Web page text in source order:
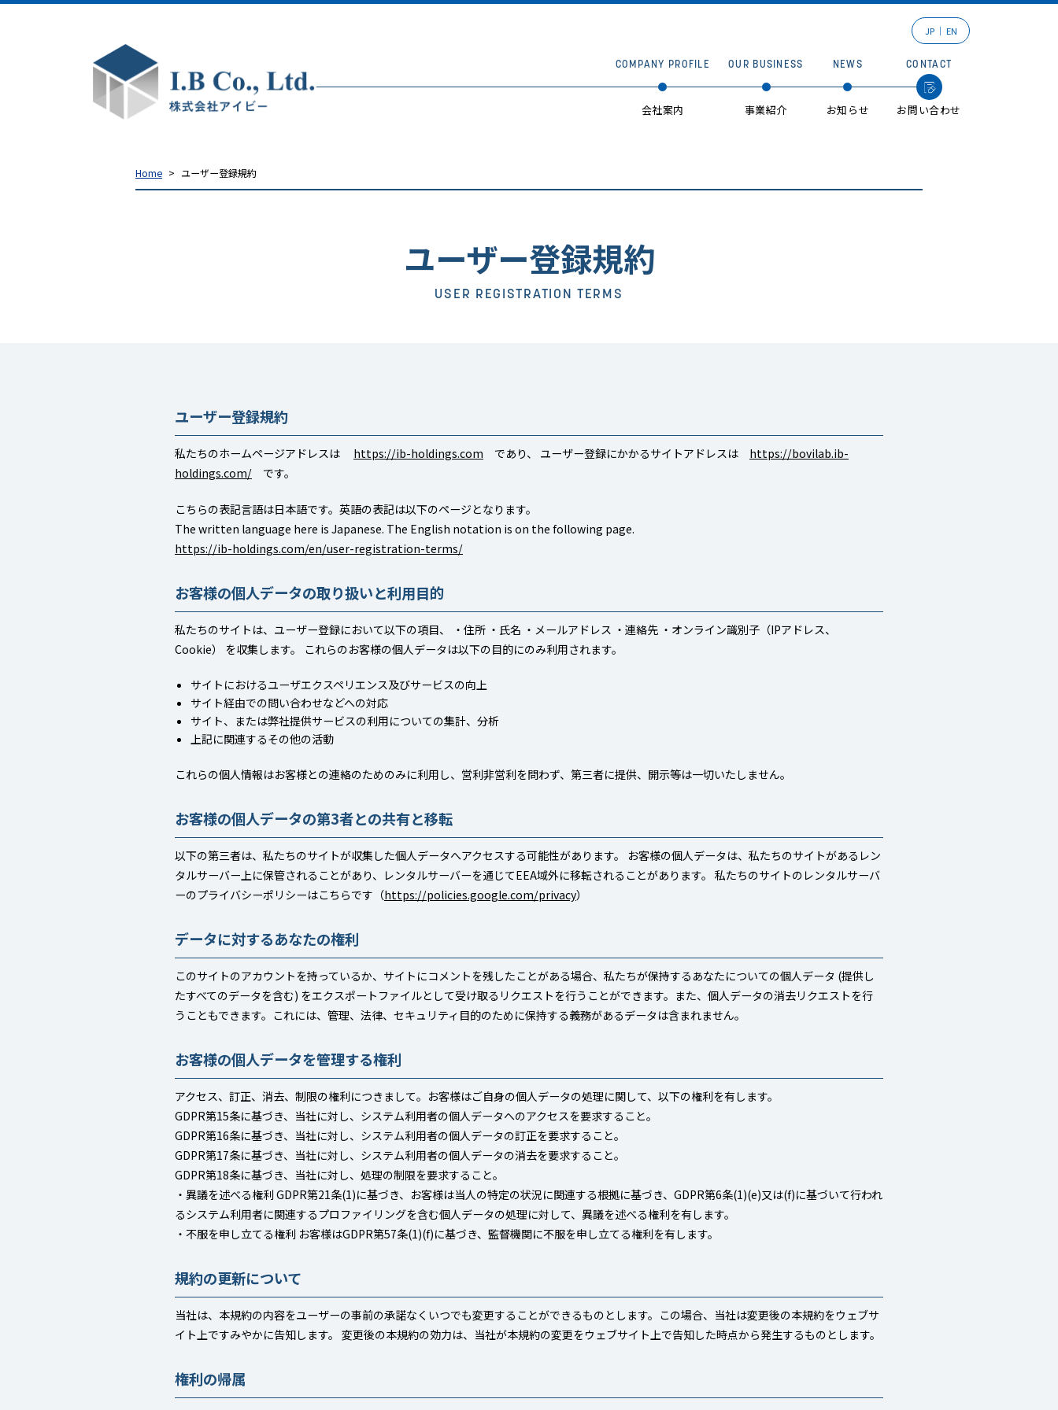
COMPANY PROFILE
会社案内
OUR BUSINESS
事業紹介
NEWS
お知らせ
CONTACT
お問い合わせ
JP EN
Home ユーザー登録規約
ユーザー登録規約
USER REGISTRATION TERMS
ユーザー登録規約
私たちのホームページアドレスは https://ib-holdings.com であり、 ユーザー登録にかかるサイトアドレスは https://bovilab.ib-
holdings.com/ です。
こちらの表記言語は日本語です。英語の表記は以下のページとなります。
The written language here is Japanese. The English notation is on the following page.
https://ib-holdings.com/en/user-registration-terms/
お客様の個人データの取り扱いと利用目的
私たちのサイトは、ユーザー登録において以下の項目、 ・住所 ・氏名 ・メールアドレス ・連絡先 ・オンライン識別子（IPアドレス、
Cookie） を収集します。 これらのお客様の個人データは以下の目的にのみ利用されます。
サイトにおけるユーザエクスペリエンス及びサービスの向上
サイト経由での問い合わせなどへの対応
サイト、または弊社提供サービスの利用についての集計、分析
上記に関連するその他の活動
これらの個人情報はお客様との連絡のためのみに利用し、営利非営利を問わず、第三者に提供、開示等は一切いたしません。
お客様の個人データの第3者との共有と移転
以下の第三者は、私たちのサイトが収集した個人データへアクセスする可能性があります。 お客様の個人データは、私たちのサイトがあるレン
タルサーバー上に保管されることがあり、レンタルサーバーを通じてEEA域外に移転されることがあります。 私たちのサイトのレンタルサーバ
ーのプライバシーポリシーはこちらです（https://policies.google.com/privacy）
データに対するあなたの権利
このサイトのアカウントを持っているか、サイトにコメントを残したことがある場合、私たちが保持するあなたについての個人データ (提供し
たすべてのデータを含む) をエクスポートファイルとして受け取るリクエストを行うことができます。また、個人データの消去リクエストを行
うこともできます。これには、管理、法律、セキュリティ目的のために保持する義務があるデータは含まれません。
お客様の個人データを管理する権利
アクセス、訂正、消去、制限の権利につきまして。お客様はご自身の個人データの処理に関して、以下の権利を有します。
GDPR第15条に基づき、当社に対し、システム利用者の個人データへのアクセスを要求すること。
GDPR第16条に基づき、当社に対し、システム利用者の個人データの訂正を要求すること。
GDPR第17条に基づき、当社に対し、システム利用者の個人データの消去を要求すること。
GDPR第18条に基づき、当社に対し、処理の制限を要求すること。
・異議を述べる権利 GDPR第21条(1)に基づき、お客様は当人の特定の状況に関連する根拠に基づき、GDPR第6条(1)(e)又は(f)に基づいて行われ
るシステム利用者に関連するプロファイリングを含む個人データの処理に対して、異議を述べる権利を有します。
・不服を申し立てる権利 お客様はGDPR第57条(1)(f)に基づき、監督機関に不服を申し立てる権利を有します。
規約の更新について
当社は、本規約の内容をユーザーの事前の承諾なくいつでも変更することができるものとします。この場合、当社は変更後の本規約をウェブサ
イト上ですみやかに告知します。 変更後の本規約の効力は、当社が本規約の変更をウェブサイト上で告知した時点から発生するものとします。
権利の帰属